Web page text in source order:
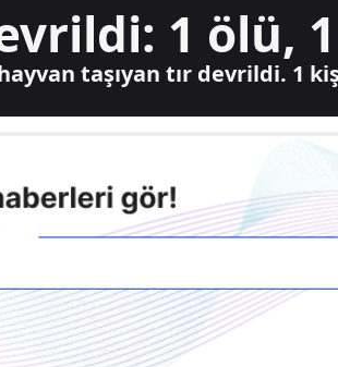
1 ölü,
taşıyan tır devrildi. 1